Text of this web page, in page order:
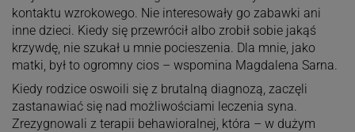
kontaktu wzrokowego. Nie interesowały go zabawki ani
inne dzieci. Kiedy się przewrócił albo zrobił sobie jakąś
krzywdę, nie szukał u mnie pocieszenia. Dla mnie, jako
matki, był to ogromny cios – wspomina Magdalena Sarna.
Kiedy rodzice oswoili się z brutalną diagnozą, zaczęli
zastanawiać się nad możliwościami leczenia syna.
Zrezygnowali z terapii behawioralnej, która – w dużym